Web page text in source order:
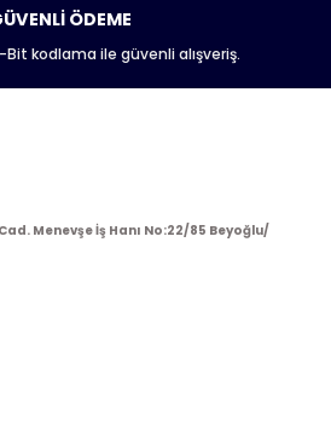
ÖDEME
Bit kodlama ile güvenli alışveriş.
Menevşe İş Hanı No:22/85 Beyoğlu/